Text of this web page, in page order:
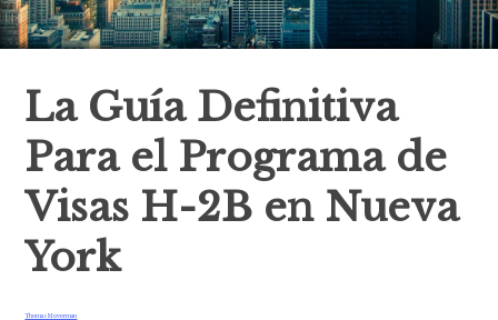
La Guía Definitiva
Para el Programa de
Visas H-2B en Nueva
York
Thomas Moverman